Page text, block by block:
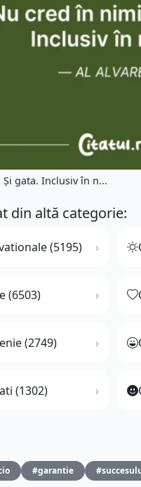
gata. Inclusiv în n...
din altă categorie:
(5195)
(6503)
(2749)
(1302)
#garantie